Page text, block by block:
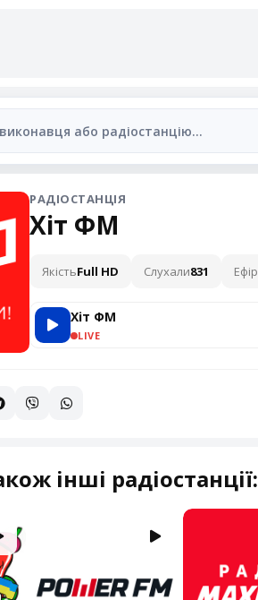
РАДІОСТАНЦІЯ
Хіт ФМ
ЯкістьFull HD Слухали831 Ефір
Хіт ФМ
LIVE
інші радіостанції: